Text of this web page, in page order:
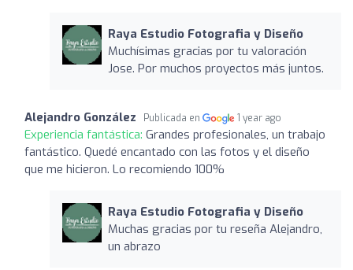
Raya Estudio Fotografia y Diseño
Muchísimas gracias por tu valoración
Jose. Por muchos proyectos más juntos.
Alejandro González Publicada en 1 year ago
Experiencia fantástica: Grandes profesionales, un trabajo
fantástico. Quedé encantado con las fotos y el diseño
que me hicieron. Lo recomiendo 100%
Raya Estudio Fotografia y Diseño
Muchas gracias por tu reseña Alejandro,
un abrazo